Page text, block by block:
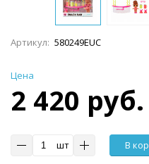
Артикул: 580249EUC
Цена
2 420 руб.
шт В